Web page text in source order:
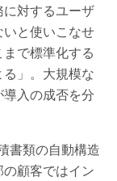
対するユーザ
と使いこなせ
で標準化する
」。大規模な
入の成否を分
書類の自動構造
顧客ではイン